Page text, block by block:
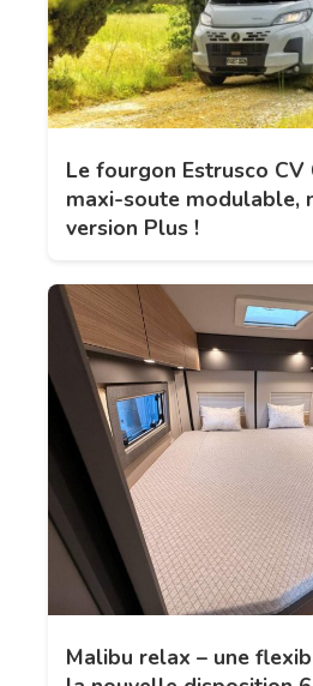
Le fourgon Estrusco CV
maxi-soute modulable,
version Plus !
Malibu relax – une